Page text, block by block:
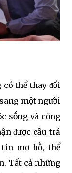
có thể thay ᵭổi
một người
sṓng và cȏng
ᵭược cȃu trả
tin mơ hṑ, thể
Tất cả những